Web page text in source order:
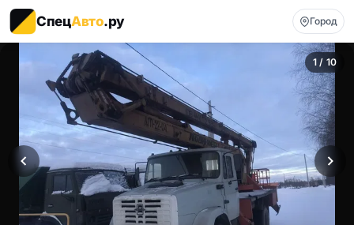
СпецАвто.ру Город
1 / 10